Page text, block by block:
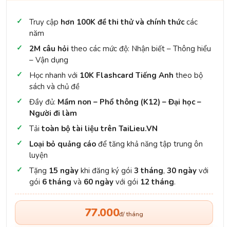
Truy cập hơn 100K đề thi thử và chính thứccác
năm
2M câu hỏi theo các mức độ: Nhận biết – Thông hiểu
– Vận dụng
Học nhanh với 10K Flashcard Tiếng Anh theo bộ
sách và chủ đề
Đầy đủ: Mầm non – Phổ thông (K12) – Đại học –
Người đi làm
Tải toàn bộ tài liệu trên TaiLieu.VN
Loại bỏ quảng cáo để tăng khả năng tập trung ôn
luyện
Tặng 15 ngày khi đăng ký gói 3 tháng, 30 ngày với
gói 6 tháng và 60 ngày với gói 12 tháng.
77.000đ/ tháng